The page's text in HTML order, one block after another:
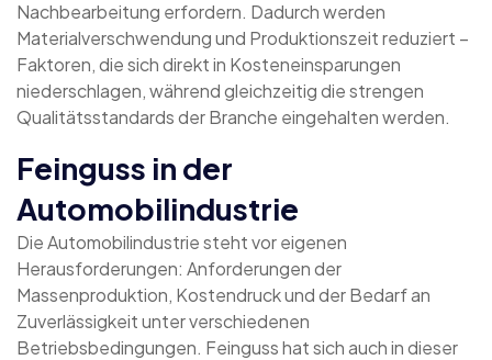
Nachbearbeitung erfordern. Dadurch werden
Materialverschwendung und Produktionszeit reduziert –
Faktoren, die sich direkt in Kosteneinsparungen
niederschlagen, während gleichzeitig die strengen
Qualitätsstandards der Branche eingehalten werden.
Feinguss in der
Automobilindustrie
Die Automobilindustrie steht vor eigenen
Herausforderungen: Anforderungen der
Massenproduktion, Kostendruck und der Bedarf an
Zuverlässigkeit unter verschiedenen
Betriebsbedingungen. Feinguss hat sich auch in dieser